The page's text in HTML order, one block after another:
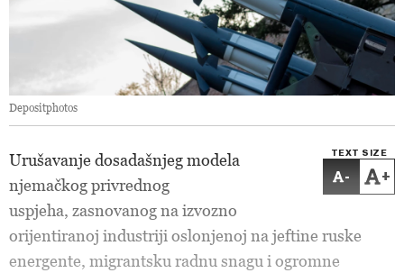
Depositphotos
TEXT SIZE
- +
Urušavanje dosadašnjeg modela
njemačkog privrednog
uspjeha, zasnovanog na izvozno
orijentiranoj industriji oslonjenoj na jeftine ruske
energente, migrantsku radnu snagu i ogromne